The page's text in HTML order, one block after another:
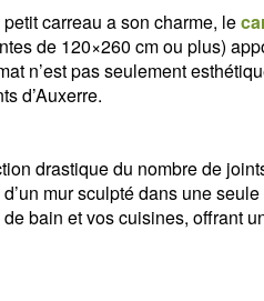
carreau a son charme, le
de 120×260 cm ou plus)
n’est pas seulement
d’Auxerre.
drastique du nombre de
mur sculpté dans une
bain et vos cuisines, offrant